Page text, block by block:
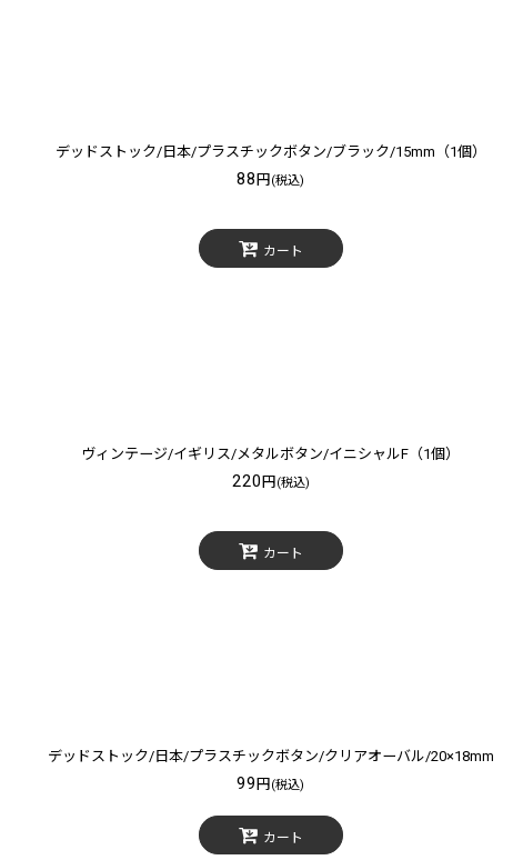
デッドストック/日本/プラスチックボタン/ブラック/15mm（1個）
88円 (税込)
カート
ヴィンテージ/イギリス/メタルボタン/イニシャルF（1個）
220 円 (税込)
カート
デッドストック/日本/プラスチックボタン/クリアオーバル/20×18mm
99円 (税込)
カート